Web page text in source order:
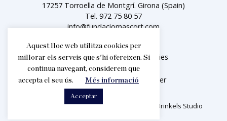
17257 Torroella de Montgrí. Girona (Spain)
Tel. 972 75 80 57
info@fundaciomascort.com
Avís legal Política de cookies
Facebook Instagram Twitter
2026© Fundació Privada Mascort. Creat per Brinkels Studio
Aquest lloc web utilitza cookies per
millorar els serveis que s'hi ofereixen. Si
continua navegant, considerem que
accepta el seu ús.
Més informació
Acceptar